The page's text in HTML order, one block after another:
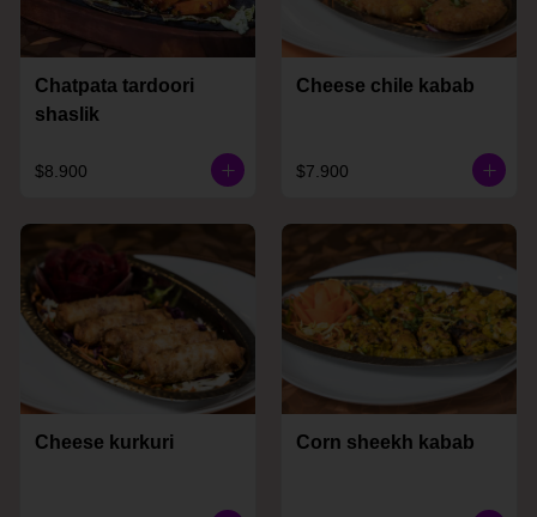
Chatpata tardoori
shaslik
$8.900
Cheese chile kabab
$7.900
Cheese kurkuri Corn sheekh kabab